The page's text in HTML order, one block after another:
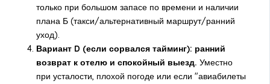
только при большом запасе по времени и наличии
плана Б (такси/альтернативный маршрут/ранний
уход).
Вариант D (если сорвался тайминг): ранний
возврат к отелю и спокойный выезд. Уместно
при усталости, плохой погоде или если "авиабилеты